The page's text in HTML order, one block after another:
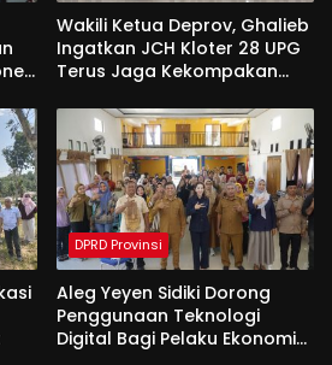
Wakili Ketua Deprov, Ghalieb
Ingatkan JCH Kloter 28 UPG
Terus Jaga Kekompakan
DPRD Provinsi
Aleg Yeyen Sidiki Dorong
Penggunaan Teknologi
Digital Bagi Pelaku Ekonomi